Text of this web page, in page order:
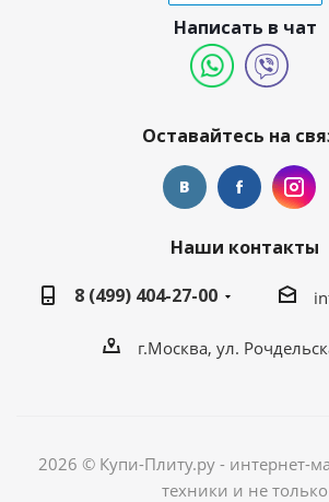
Написать в чат
Оставайтесь на
Наши контакты
8 (499) 404-27-00
г.Москва, ул.
2026 © Купи-Плиту.ру - интернет-
техники и не только